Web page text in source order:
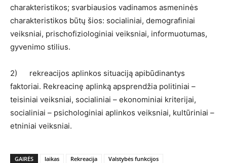
charakteristikos; svarbiausios vadinamos asmeninės
charakteristikos būtų šios: socialiniai, demografiniai
veiksniai, prischofiziologiniai veiksniai, informuotumas,
gyvenimo stilius.
2) rekreacijos aplinkos situaciją apibūdinantys
faktoriai. Rekreacinę aplinką apsprendžia politiniai –
teisiniai veiksniai, socialiniai – ekonominiai kriterijai,
socialiniai – psichologiniai aplinkos veiksniai, kultūriniai –
etniniai veiksniai.
GAIRĖS laikas Rekreacija
Valstybės funkcijos